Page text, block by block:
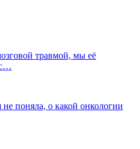
травмой, мы её
поняла, о какой онкологии